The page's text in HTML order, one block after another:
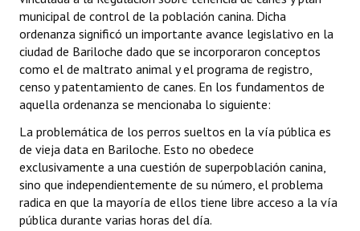
REFORMA DE LA CARTA ORGÁNICA
municipal de control de la población canina. Dicha
ordenanza significó un importante avance legislativo en la
ciudad de Bariloche dado que se incorporaron conceptos
como el de maltrato animal y el programa de registro,
censo y patentamiento de canes. En los fundamentos de
aquella ordenanza se mencionaba lo siguiente:
La problemática de los perros sueltos en la vía pública es
de vieja data en Bariloche. Esto no obedece
exclusivamente a una cuestión de superpoblación canina,
sino que independientemente de su número, el problema
radica en que la mayoría de ellos tiene libre acceso a la vía
pública durante varias horas del día.